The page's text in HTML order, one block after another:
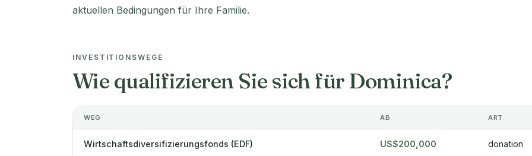
aktuellen Bedingungen für Ihre Familie.
INVESTITIONSWEGE
Wie qualifizieren Sie sich für Dominica?
WEG AB ART
Wirtschaftsdiversifizierungsfonds (EDF) US$200,000 donation